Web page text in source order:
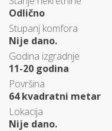
Odlično
Stupanj komfora
Nije dano.
Godina izgradnje
11-20 godina
Površina
64 kvadratni metar
Lokacija
Nije dano.